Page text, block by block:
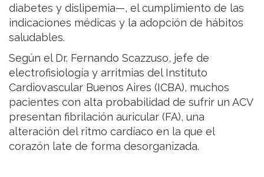
diabetes y dislipemia—, el cumplimiento de las
indicaciones médicas y la adopción de hábitos
saludables.
Según el Dr. Fernando Scazzuso, jefe de
electrofisiología y arritmias del Instituto
Cardiovascular Buenos Aires (ICBA), muchos
pacientes con alta probabilidad de sufrir un ACV
presentan fibrilación auricular (FA), una
alteración del ritmo cardíaco en la que el
corazón late de forma desorganizada.